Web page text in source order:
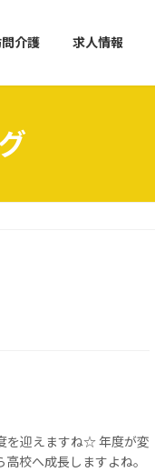
介護 求人情報
を迎えますね☆ 年度が変
校へ成長しますよね。